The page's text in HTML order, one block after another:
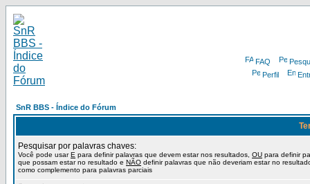
FAQ
Perfil
SnR BBS - Índice do Fórum
Pesquisar por palavras chaves:
Você pode usarE para definir palavras que devem estar nos resultados, OU para definir
que possam estar no resultado e NÃO definir palavras que não deveriam estar no
como complemento para palavras parciais